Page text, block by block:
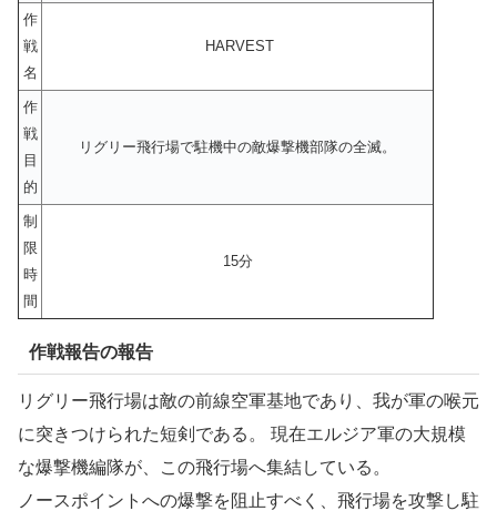
作
戦
名
HARVEST
作
戦
目
的
リグリー飛行場で駐機中の敵爆撃機部隊の全滅。
制
限
時
間
15分
作戦報告の報告
リグリー飛行場は敵の前線空軍基地であり、我が軍の喉元
に突きつけられた短剣である。 現在エルジア軍の大規模
な爆撃機編隊が、この飛行場へ集結している。
ノースポイントへの爆撃を阻止すべく、飛行場を攻撃し駐